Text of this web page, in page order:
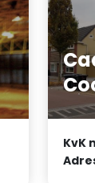
KvK